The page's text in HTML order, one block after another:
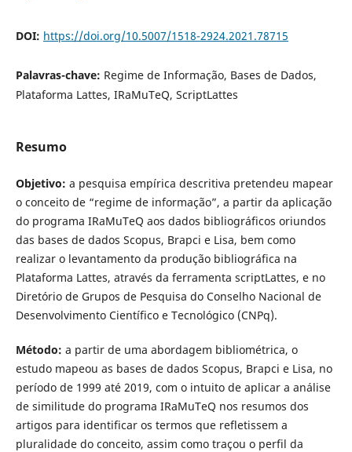
DOI: https://doi.org/10.5007/1518-2924.2021.78715
Palavras-chave: Regime de Informação, Bases de Dados,
Plataforma Lattes, IRaMuTeQ, ScriptLattes
Resumo
Objetivo: a pesquisa empírica descritiva pretendeu mapear
o conceito de “regime de informação”, a partir da aplicação
do programa IRaMuTeQ aos dados bibliográficos oriundos
das bases de dados Scopus, Brapci e Lisa, bem como
realizar o levantamento da produção bibliográfica na
Plataforma Lattes, através da ferramenta scriptLattes, e no
Diretório de Grupos de Pesquisa do Conselho Nacional de
Desenvolvimento Científico e Tecnológico (CNPq).
Método: a partir de uma abordagem bibliométrica, o
estudo mapeou as bases de dados Scopus, Brapci e Lisa, no
período de 1999 até 2019, com o intuito de aplicar a análise
de similitude do programa IRaMuTeQ nos resumos dos
artigos para identificar os termos que refletissem a
pluralidade do conceito, assim como traçou o perfil da